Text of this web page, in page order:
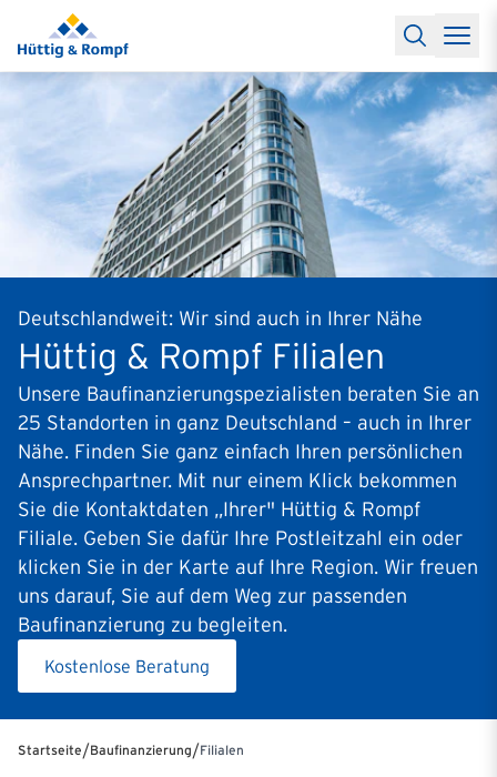
Baufinanzierung
RechnerBaufinanzierungsrechner
Anschlussfinanzierung
Partnerschaft
Partner werdenErfolgreiche Partnerschaften
Käuferprofile 202610 Jahre Städtevergleich
Charts & Rechner
Aktuelle BauzinsenEinbindung
News & EventsUpdates erhaltenAlle Termine
Ihre Ansprechpartner
Deutschlandweit: Wir sind auch in Ihrer Nähe
Hüttig & Rompf Filialen
Unsere Baufinanzierungspezialisten beraten Sie an
25 Standorten in ganz Deutschland – auch in Ihrer
Nähe. Finden Sie ganz einfach Ihren persönlichen
Ansprechpartner. Mit nur einem Klick bekommen
Sie die Kontaktdaten „Ihrer" Hüttig & Rompf
Filiale. Geben Sie dafür Ihre Postleitzahl ein oder
klicken Sie in der Karte auf Ihre Region. Wir freuen
uns darauf, Sie auf dem Weg zur passenden
Baufinanzierung zu begleiten.
Kostenlose Beratung
Startseite/Baufinanzierung/Filialen